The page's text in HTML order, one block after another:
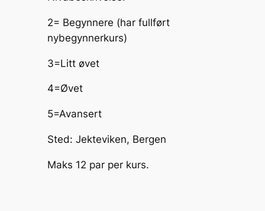
2= Begynnere (har fullført
nybegynnerkurs)
3=Litt øvet
4=Øvet
5=Avansert
Sted: Jekteviken, Bergen
Maks 12 par per kurs.